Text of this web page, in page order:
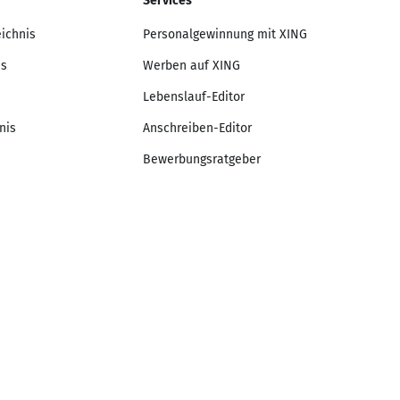
Personalgewinnung mit XING
Werben auf XING
Lebenslauf-Editor
Anschreiben-Editor
Bewerbungsratgeber